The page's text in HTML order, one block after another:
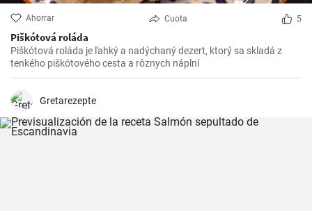
Ahorrar Cuota 5
Piškótová roláda
Piškótová roláda je ľahký a nadýchaný dezert, ktorý sa skladá z
tenkého piškótového cesta a rôznych náplní
Gretarezepte